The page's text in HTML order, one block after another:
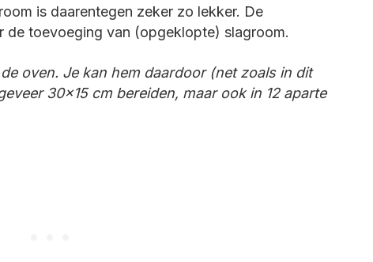
is daarentegen zeker zo lekker. De
toevoeging van (opgeklopte) slagroom.
oven. Je kan hem daardoor (net zoals in dit
30×15 cm bereiden, maar ook in 12 aparte